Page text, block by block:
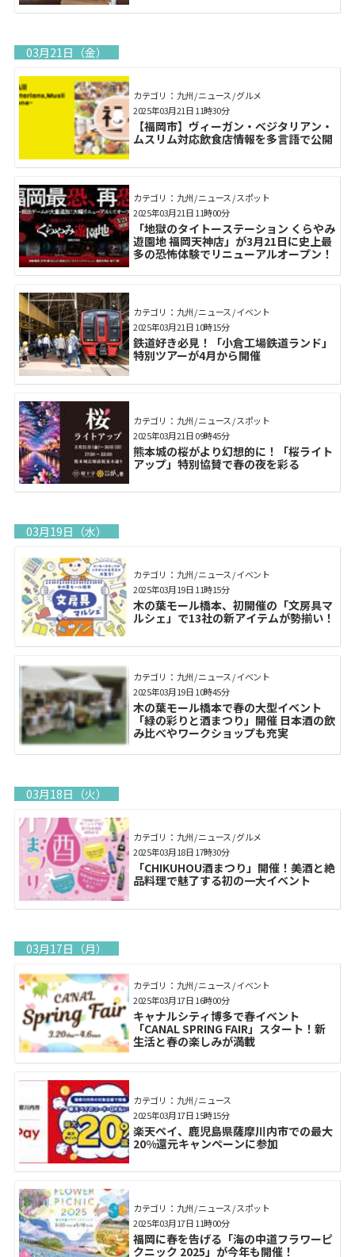
03月21日（金）
カテゴリ： 九州 / ニュース / グルメ
【福岡市】ヴィーガン・ベジタリアン・
ムスリム対応飲食店情報を多言語で公開
2025年03月21日 11時30分
カテゴリ： 九州 / ニュース / スポット
「地獄のタイトーステーション くらやみ
遊園地 福岡天神店」が3月21日に史上最
多の恐怖体験でリニューアルオープン！
2025年03月21日 11時00分
カテゴリ： 九州 / ニュース / イベント
鉄道好き必見！「小倉工場鉄道ランド」
特別ツアーが4月から開催
2025年03月21日 10時15分
カテゴリ： 九州 / ニュース / スポット
熊本城の桜がより幻想的に！「桜ライト
アップ」特別協賛で春の夜を彩る
2025年03月21日 09時45分
03月19日（水）
カテゴリ： 九州 / ニュース / イベント
木の葉モール橋本、初開催の「文房具マ
ルシェ」で13社の新アイテムが勢揃い！
2025年03月19日 11時15分
カテゴリ： 九州 / ニュース / イベント
木の葉モール橋本で春の大型イベント
「緑の彩りと酒まつり」開催 日本酒の飲
み比べやワークショップも充実
2025年03月19日 10時45分
03月18日（火）
カテゴリ： 九州 / ニュース / グルメ
「CHIKUHOU酒まつり」開催！美酒と絶
品料理で魅了する初の一大イベント
2025年03月18日 17時30分
03月17日（月）
カテゴリ： 九州 / ニュース / イベント
キャナルシティ博多で春イベント
「CANAL SPRING FAIR」スタート！新
生活と春の楽しみが満載
2025年03月17日 16時00分
カテゴリ： 九州 / ニュース
楽天ペイ、鹿児島県薩摩川内市での最大
20%還元キャンペーンに参加
2025年03月17日 15時15分
カテゴリ： 九州 / ニュース / スポット
福岡に春を告げる「海の中道フラワーピ
クニック 2025」が今年も開催！
2025年03月17日 11時00分